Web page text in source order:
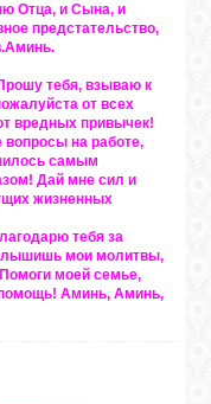
Отца, и Сына, и
предстательство,
тебя, взываю к
от всех
вредных привычек!
на работе,
самым
Дай мне сил и
жизненных
тебя за
мои молитвы,
моей семье,
Аминь, Аминь,